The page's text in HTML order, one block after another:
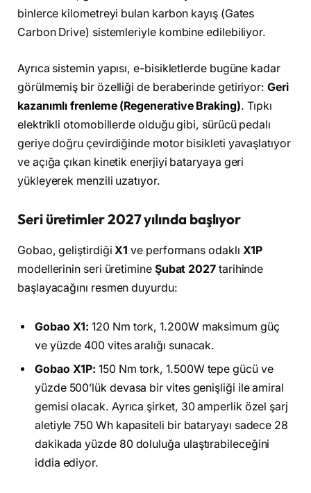
binlerce kilometreyi bulan karbon kayış (Gates
Carbon Drive) sistemleriyle kombine edilebiliyor.
Ayrıca sistemin yapısı, e-bisikletlerde bugüne kadar
görülmemiş bir özelliği de beraberinde getiriyor:Geri
kazanımlı frenleme (Regenerative Braking). Tıpkı
elektrikli otomobillerde olduğu gibi, sürücü pedalı
geriye doğru çevirdiğinde motor bisikleti yavaşlatıyor
ve açığa çıkan kinetik enerjiyi bataryaya geri
yükleyerek menzili uzatıyor.
Seri üretimler 2027 yılında başlıyor
Gobao, geliştirdiğiX1 ve performans odaklı X1P
modellerinin seri üretimine Şubat 2027tarihinde
başlayacağını resmen duyurdu:
Gobao X1: 120 Nm tork, 1.200W maksimum güç
ve yüzde 400 vites aralığı sunacak.
Gobao X1P: 150 Nm tork, 1.500W tepe gücü ve
yüzde 500’lük devasa bir vites genişliği ile amiral
gemisi olacak. Ayrıca şirket, 30 amperlik özel şarj
aletiyle 750 Wh kapasiteli bir bataryayı sadece 28
dakikada yüzde 80 doluluğa ulaştırabileceğini
iddia ediyor.